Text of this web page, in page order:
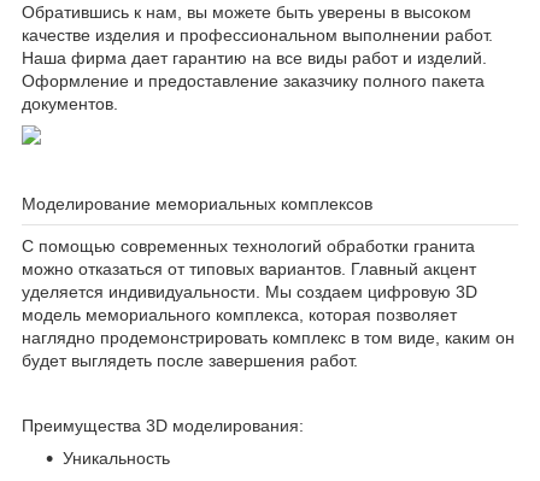
Обратившись к нам, вы можете быть уверены в высоком
качестве изделия и профессиональном выполнении работ.
Наша фирма дает гарантию на все виды работ и изделий.
Оформление и предоставление заказчику полного пакета
документов.
Моделирование мемориальных комплексов
С помощью современных технологий обработки гранита
можно отказаться от типовых вариантов. Главный акцент
уделяется индивидуальности. Мы создаем цифровую 3D
модель мемориального комплекса, которая позволяет
наглядно продемонстрировать комплекс в том виде, каким он
будет выглядеть после завершения работ.
Преимущества 3D моделирования:
Уникальность